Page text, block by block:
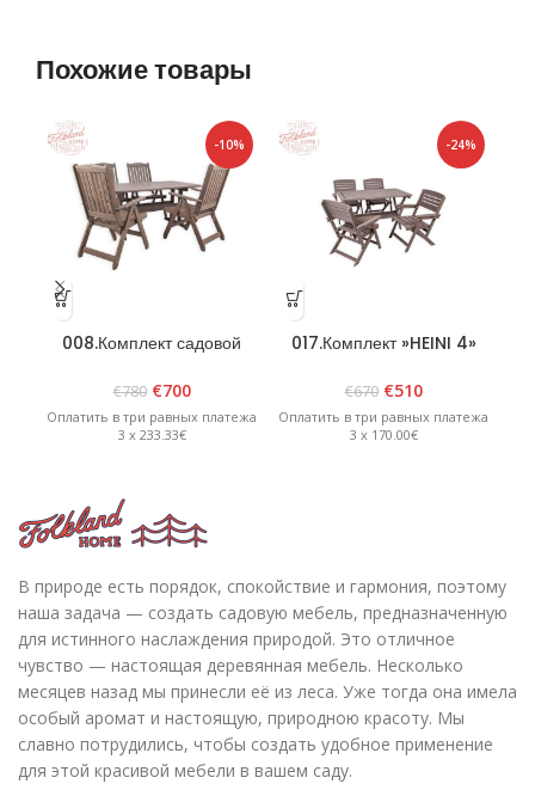
Похожие товары
-10%
008.Комплект садовой
€780 €700
Оплатить в три равных платежа
3 x 233.33€
-24%
017.Комплект »HEINI 4»
€670 €510
Оплатить в три равных платежа
3 x 170.00€
В природе есть порядок, спокойствие и гармония, поэтому
наша задача — создать садовую мебель, предназначенную
для истинного наслаждения природой. Это отличное
чувство — настоящая деревянная мебель. Несколько
месяцев назад мы принесли её из леса. Уже тогда она имела
особый аромат и настоящую, природною красоту. Мы
славно потрудились, чтобы создать удобное применение
для этой красивой мебели в вашем саду.